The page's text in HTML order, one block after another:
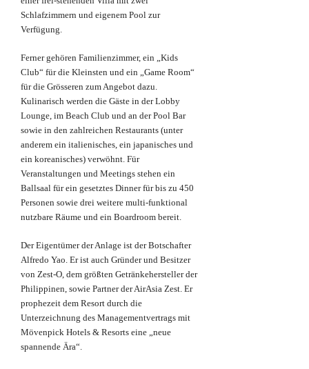
Schlafzimmern und eigenem Pool zur
Verfügung.
Ferner gehören Familienzimmer, ein „Kids
Club“ für die Kleinsten und ein „Game Room“
für die Grösseren zum Angebot dazu.
Kulinarisch werden die Gäste in der Lobby
Lounge, im Beach Club und an der Pool Bar
sowie in den zahlreichen Restaurants (unter
anderem ein italienisches, ein japanisches und
ein koreanisches) verwöhnt. Für
Veranstaltungen und Meetings stehen ein
Ballsaal für ein gesetztes Dinner für bis zu 450
Personen sowie drei weitere multi-funktional
nutzbare Räume und ein Boardroom bereit.
Der Eigentümer der Anlage ist der Botschafter
Alfredo Yao. Er ist auch Gründer und Besitzer
von Zest-O, dem größten Getränkehersteller der
Philippinen, sowie Partner der AirAsia Zest. Er
prophezeit dem Resort durch die
Unterzeichnung des Managementvertrags mit
Mövenpick Hotels & Resorts eine „neue
spannende Ära“.